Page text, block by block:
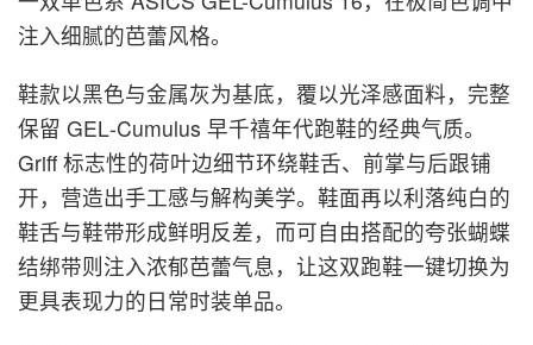
注入细腻的芭蕾风格。
鞋款以黑色与金属灰为基底，覆以光泽感面料，完整
保留 GEL‑Cumulus 早千禧年代跑鞋的经典气质。
Griff 标志性的荷叶边细节环绕鞋舌、前掌与后跟铺
开，营造出手工感与解构美学。鞋面再以利落纯白的
鞋舌与鞋带形成鲜明反差，而可自由搭配的夸张蝴蝶
结绑带则注入浓郁芭蕾气息，让这双跑鞋一键切换为
更具表现力的日常时装单品。